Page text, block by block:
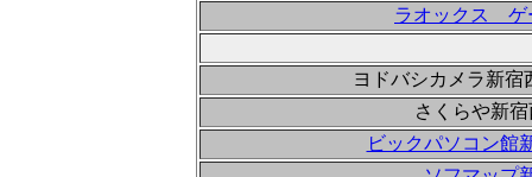
ラオックス ゲ
ヨドバシカメラ新宿
さくらや新
ビックパソコン館